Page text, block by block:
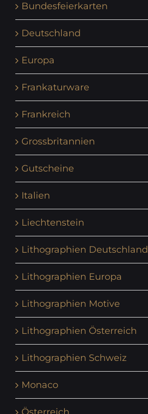
Bundesfeierkarten
Deutschland
Europa
Frankaturware
Frankreich
Grossbritannien
Gutscheine
Italien
Liechtenstein
Lithographien Deutschland
Lithographien Europa
Lithographien Motive
Lithographien Österreich
Lithographien Schweiz
Monaco